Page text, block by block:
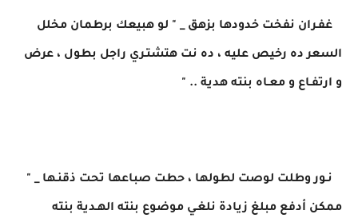
غفـران نفخت خدودها بزهق _ " لو هبيعك برطمان مخلل
السعر ده رخيص عليه ، ده نت هتشتـري راجل بطول ، عرض
و ارتفـاع و معـاه بنته هدية .. "
نـور وطلت لوصت لطولها ، حطت صباعها تحت ذقنـها _ "
ممكن أدفع مبلغ زيادة نلغـي موضوع بنته الهـدية بنته